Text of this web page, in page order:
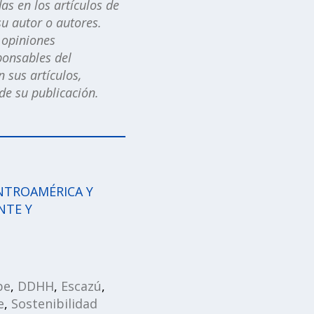
en los artículos de
autor o autores.
del
sus artículos,
su publicación.
Y
Y
, DDHH, Escazú,
, Sostenibilidad